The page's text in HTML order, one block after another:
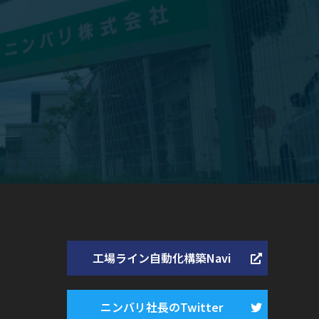
工場ライン自動化構築Navi
ニンバリ社長のTwitter